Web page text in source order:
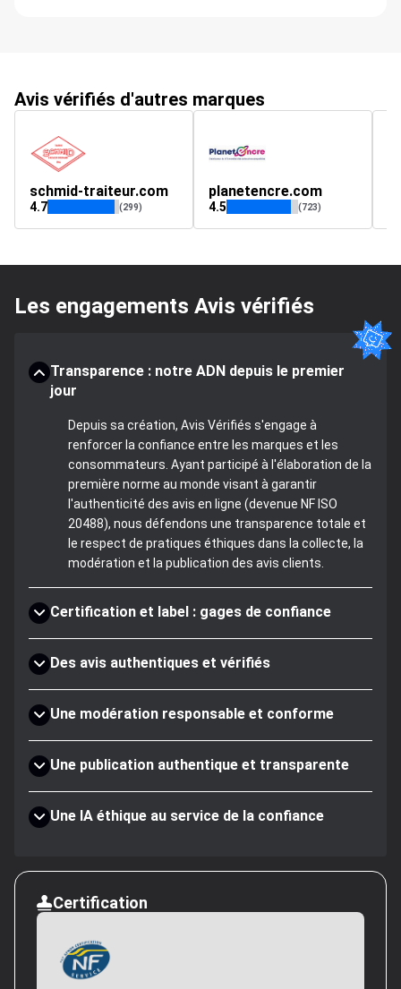
Avis vérifiés d'autres marques
schmid-traiteur.com
4.7 (299)
planetencre.com
4.5 (723)
Les engagements Avis vérifiés
Transparence : notre ADN depuis le premier
jour
Depuis sa création, Avis Vérifiés s'engage à
renforcer la confiance entre les marques et les
consommateurs. Ayant participé à l'élaboration de la
première norme au monde visant à garantir
l'authenticité des avis en ligne (devenue NF ISO
20488), nous défendons une transparence totale et
le respect de pratiques éthiques dans la collecte, la
modération et la publication des avis clients.
Certification et label : gages de confiance
Des avis authentiques et vérifiés
Une modération responsable et conforme
Une publication authentique et transparente
Une IA éthique au service de la confiance
Certification